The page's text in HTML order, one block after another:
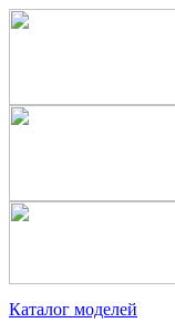
Каталог моделей